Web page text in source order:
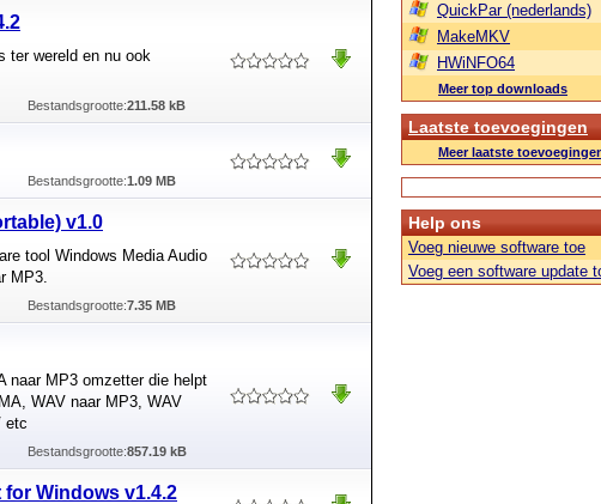
ter wereld en nu ook
Bestandsgrootte:211.58 kB
Bestandsgrootte:1.09 MB
v1.0
tool Windows Media Audio
MP3.
Bestandsgrootte:7.35 MB
naar MP3 omzetter die helpt
WAV naar MP3, WAV
etc
Bestandsgrootte:857.19 kB
Windows v1.4.2
QuickPar (nederlands)
MakeMKV
HWiNFO64
Meer top downloads
Laatste toevoegingen
Meer laatste
Help ons
Voeg nieuwe software toe
Voeg een software update